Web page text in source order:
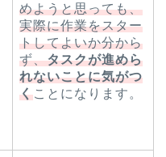
めようと思っても、
実際に作業をスター
トしてよいか分から
ず、タスクが進めら
れないことに気がつ
くことになります。